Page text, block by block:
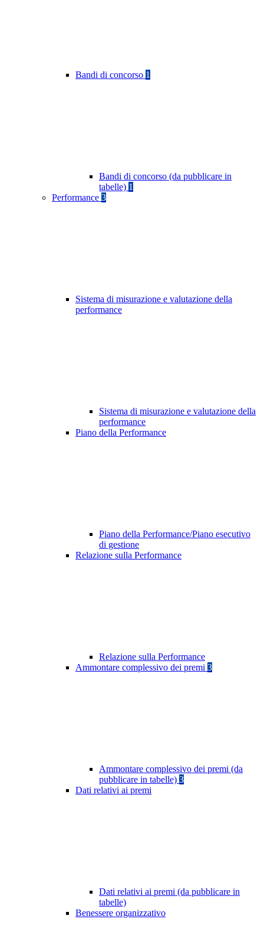
Bandi di concorso 1
Bandi di concorso (da pubblicare in
tabelle) 1
Performance 3
Sistema di misurazione e valutazione della
performance
Sistema di misurazione e valutazione della
performance
Piano della Performance
Piano della Performance/Piano esecutivo
di gestione
Relazione sulla Performance
Relazione sulla Performance
Ammontare complessivo dei premi 3
Ammontare complessivo dei premi (da
pubblicare in tabelle) 3
Dati relativi ai premi
Dati relativi ai premi (da pubblicare in
tabelle)
Benessere organizzativo